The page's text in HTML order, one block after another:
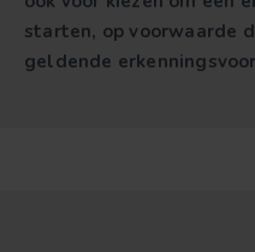
starten, op voorwaarde
geldende